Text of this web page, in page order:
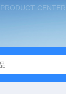
PRODUCT CENTER